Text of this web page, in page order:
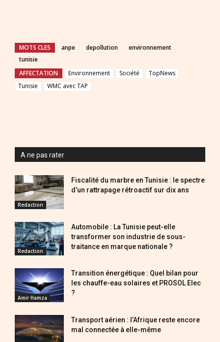
MOTS CLES anpe depollution
environnement
tunisie
AFFECTATION
Environnement Société
TopNews
Tunisie
WMC avec TAP
A ne pas rater
Redaction
Fiscalité du marbre en Tunisie : le spectre
d’un rattrapage rétroactif sur dix ans
Redaction
Automobile : La Tunisie peut-elle
transformer son industrie de sous-
traitance en marque nationale ?
Amir Hamza
Transition énergétique : Quel bilan pour
les chauffe-eau solaires et PROSOL Elec
?
Transport aérien : l’Afrique reste encore
mal connectée à elle-même